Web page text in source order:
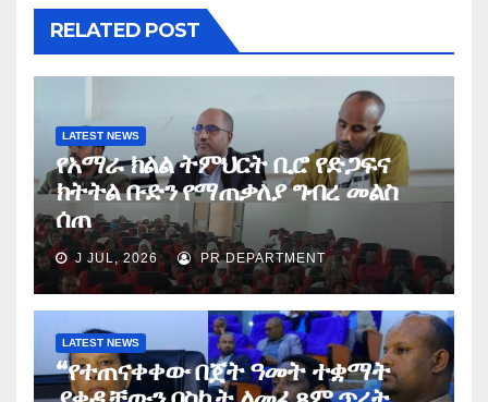
RELATED POST
LATEST NEWS
የአማራ ክልል ትምህርት ቢሮ የድጋፍና
ክትትል ቡድን የማጠቃለያ ግብረ መልስ
ሰጠ
J JUL, 2026 PR DEPARTMENT
LATEST NEWS
“የተጠናቀቀው በጀት ዓመት ተቋማት